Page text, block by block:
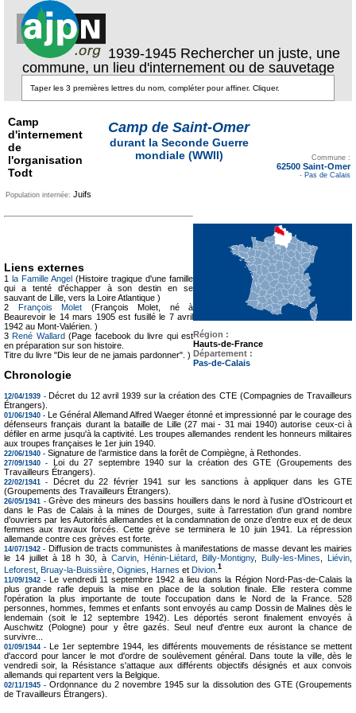
1939-1945 Rechercher un juste, une
commune, un lieu d'internement ou de sauvetage
Camp
d'internement
de
l'organisation
Todt
Camp de Saint-Omer
durant la Seconde Guerre
mondiale (WWII)
Commune :
62500 Saint-Omer
- Pas de Calais
Population internée: Juifs
Région :
Hauts-de-France
Département :
Pas-de-Calais
Liens externes
1 la Famille Angel (Histoire tragique d'une famille
qui a tenté d'échapper à son destin en se
sauvant de Lille, vers la Loire Atlantique )
2 François Molet (François Molet, né à
Beaurevoir le 14 mars 1905 est fusillé le 7 avril
1942 au Mont-Valérien. )
3René Wallard(Page facebook du livre qui est
en préparation sur son histoire.
Titre du livre "Dis leur de ne jamais pardonner". )
Chronologie
12/04/1939 - Décret du 12 avril 1939 sur la création des CTE (Compagnies de Travailleurs
Étrangers).
01/06/1940 - Le Général Allemand Alfred Waeger étonné et impressionné par le courage des
défenseurs français durant la bataille de Lille (27 mai - 31 mai 1940) autorise ceux-ci à
défiler en arme jusqu'à la captivité. Les troupes allemandes rendent les honneurs militaires
aux troupes françaises le 1er juin 1940.
22/06/1940 - Signature de l’armistice dans la forêt de Compiègne, à Rethondes.
27/09/1940 -
Loi du 27 septembre 1940 sur la création des GTE (Groupements des
Travailleurs Étrangers).
22/02/1941 -
Décret du 22 février 1941 sur les sanctions à appliquer dans les GTE
(Groupements des Travailleurs Étrangers).
26/05/1941 - Grève des mineurs des bassins houillers dans le nord à l'usine d’Ostricourt et
dans le Pas de Calais à la mines de Dourges, suite à l'arrestation d’un grand nombre
d’ouvriers par les Autorités allemandes et la condamnation de onze d’entre eux et de deux
femmes aux travaux forcés. Cette grève se terminera le 10 juin 1941. La répression
allemande contre ces grèves est forte.
14/07/1942 - Diffusion de tracts communistes à manifestations de masse devant les mairies
le 14 juillet à 18 h 30, à Carvin, Hénin-Liétard,Billy-Montigny,Bully-les-Mines ,Liévin
Leforest Bruay-la-Buissière Oignies Harnes et Divion 1
11/09/1942 - Le vendredi 11 septembre 1942 a lieu dans la Région Nord-Pas-de-Calais la
plus grande rafle depuis la mise en place de la solution finale. Elle restera comme
l'opération la plus importante de toute l'occupation dans le Nord de la France. 528
personnes, hommes, femmes et enfants sont envoyés au camp Dossin de Malines dès le
lendemain (soit le 12 septembre 1942). Les déportés seront finalement envoyés à
Auschwitz (Pologne) pour y être gazés. Seul neuf d'entre eux auront la chance de
survivre...
01/09/1944 - Le 1er septembre 1944, les différents mouvements de résistance se mettent
d'accord pour lancer le mot d'ordre de soulèvement général. Dans toute la ville, dès le
vendredi soir, la Résistance s'attaque aux différents objectifs désignés et aux convois
allemands qui repartent vers la Belgique.
02/11/1945 - Ordonnance du 2 novembre 1945 sur la dissolution des GTE (Groupements
de Travailleurs Étrangers).